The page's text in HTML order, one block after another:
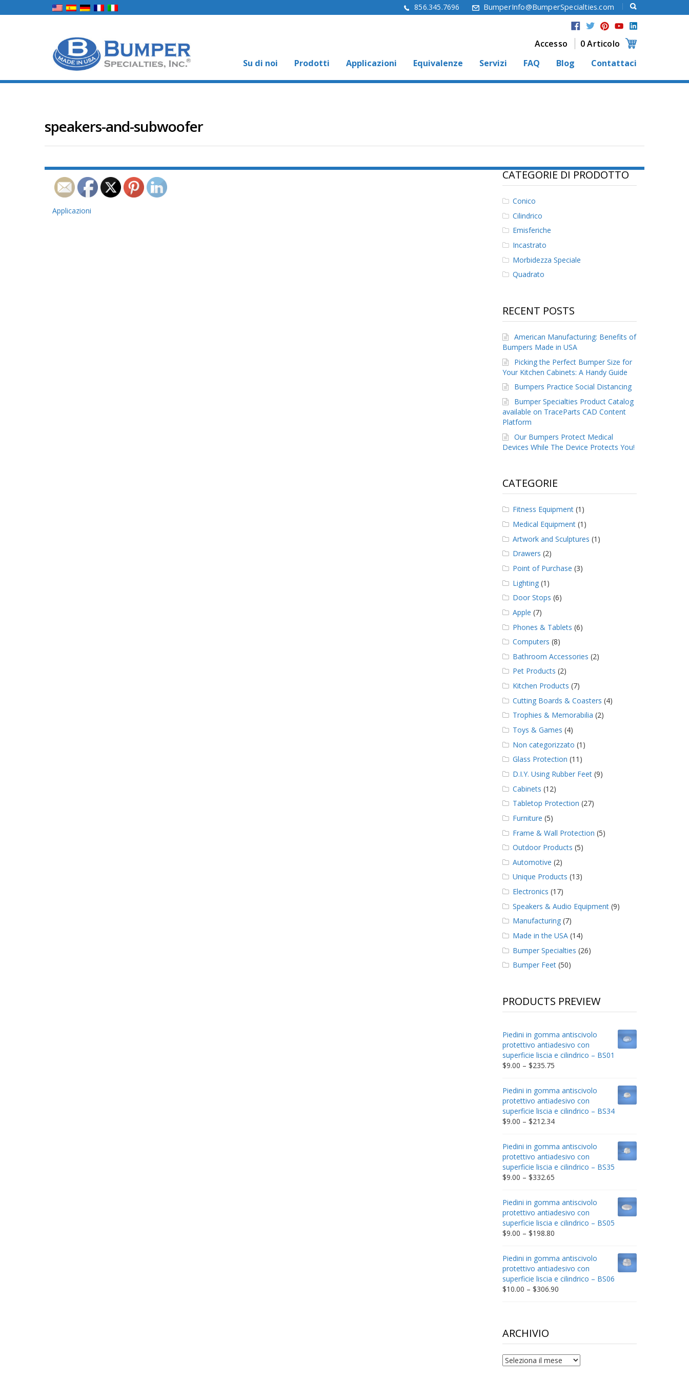
856.345.7696 BumperInfo@BumperSpecialties.com
Accesso
0 Articolo
Su di noi
Prodotti Applicazioni Equivalenze Servizi FAQ Blog Contattaci
speakers-and-subwoofer
Navigazione
Applicazioni
CATEGORIE DI PRODOTTO
Conico
Cilindrico
Emisferiche
Incastrato
Morbidezza Speciale
Quadrato
RECENT POSTS
American Manufacturing: Benefits of
Bumpers Made in USA
Picking the Perfect Bumper Size for
Your Kitchen Cabinets: A Handy Guide
Bumpers Practice Social Distancing
Bumper Specialties Product Catalog
available on TraceParts CAD Content
Platform
Our Bumpers Protect Medical
Devices While The Device Protects You!
CATEGORIE
Fitness Equipment(1)
Medical Equipment(1)
Artwork and Sculptures (1)
Drawers (2)
Point of Purchase (3)
Lighting(1)
Door Stops (6)
Apple (7)
Phones & Tablets (6)
Computers (8)
Bathroom Accessories (2)
Pet Products (2)
Kitchen Products (7)
Cutting Boards & Coasters (4)
Trophies & Memorabilia (2)
Toys & Games (4)
Non categorizzato (1)
Glass Protection (11)
D.I.Y. Using Rubber Feet(9)
Cabinets (12)
Tabletop Protection (27)
Furniture (5)
Frame & Wall Protection (5)
Outdoor Products (5)
Automotive (2)
Unique Products (13)
Electronics (17)
Speakers & Audio Equipment(9)
Manufacturing(7)
Made in the USA(14)
Bumper Specialties (26)
Bumper Feet(50)
PRODUCTS PREVIEW
Piedini in gomma antiscivolo
protettivo antiadesivo con
superficie liscia e cilindrico – BS01
$9.00 – $235.75Price
through
$235.75
Piedini in gomma antiscivolo
protettivo antiadesivo con
superficie liscia e cilindrico – BS34
$9.00 – $212.34Price
through
$212.34
Piedini in gomma antiscivolo
protettivo antiadesivo con
superficie liscia e cilindrico – BS35
$9.00 – $332.65Price
through
$332.65
Piedini in gomma antiscivolo
protettivo antiadesivo con
superficie liscia e cilindrico – BS05
$9.00 – $198.80Price
through
$198.80
Piedini in gomma antiscivolo
protettivo antiadesivo con
superficie liscia e cilindrico – BS06
$10.00 – $306.90Price
ARCHIVIO
archivio